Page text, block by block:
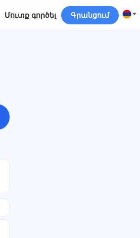
Մուտք գործել Գրանցում